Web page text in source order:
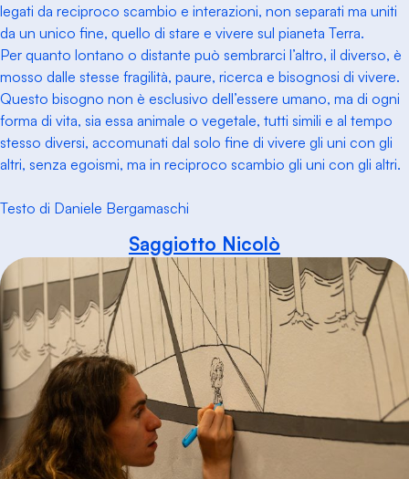
legati da reciproco scambio e interazioni, non separati ma uniti
da un unico fine, quello di stare e vivere sul pianeta Terra.
Per quanto lontano o distante può sembrarci l’altro, il diverso, è
mosso dalle stesse fragilità, paure, ricerca e bisognosi di vivere.
Questo bisogno non è esclusivo dell’essere umano, ma di ogni
forma di vita, sia essa animale o vegetale, tutti simili e al tempo
stesso diversi, accomunati dal solo fine di vivere gli uni con gli
altri, senza egoismi, ma in reciproco scambio gli uni con gli altri.
Testo di Daniele Bergamaschi
Saggiotto Nicolò